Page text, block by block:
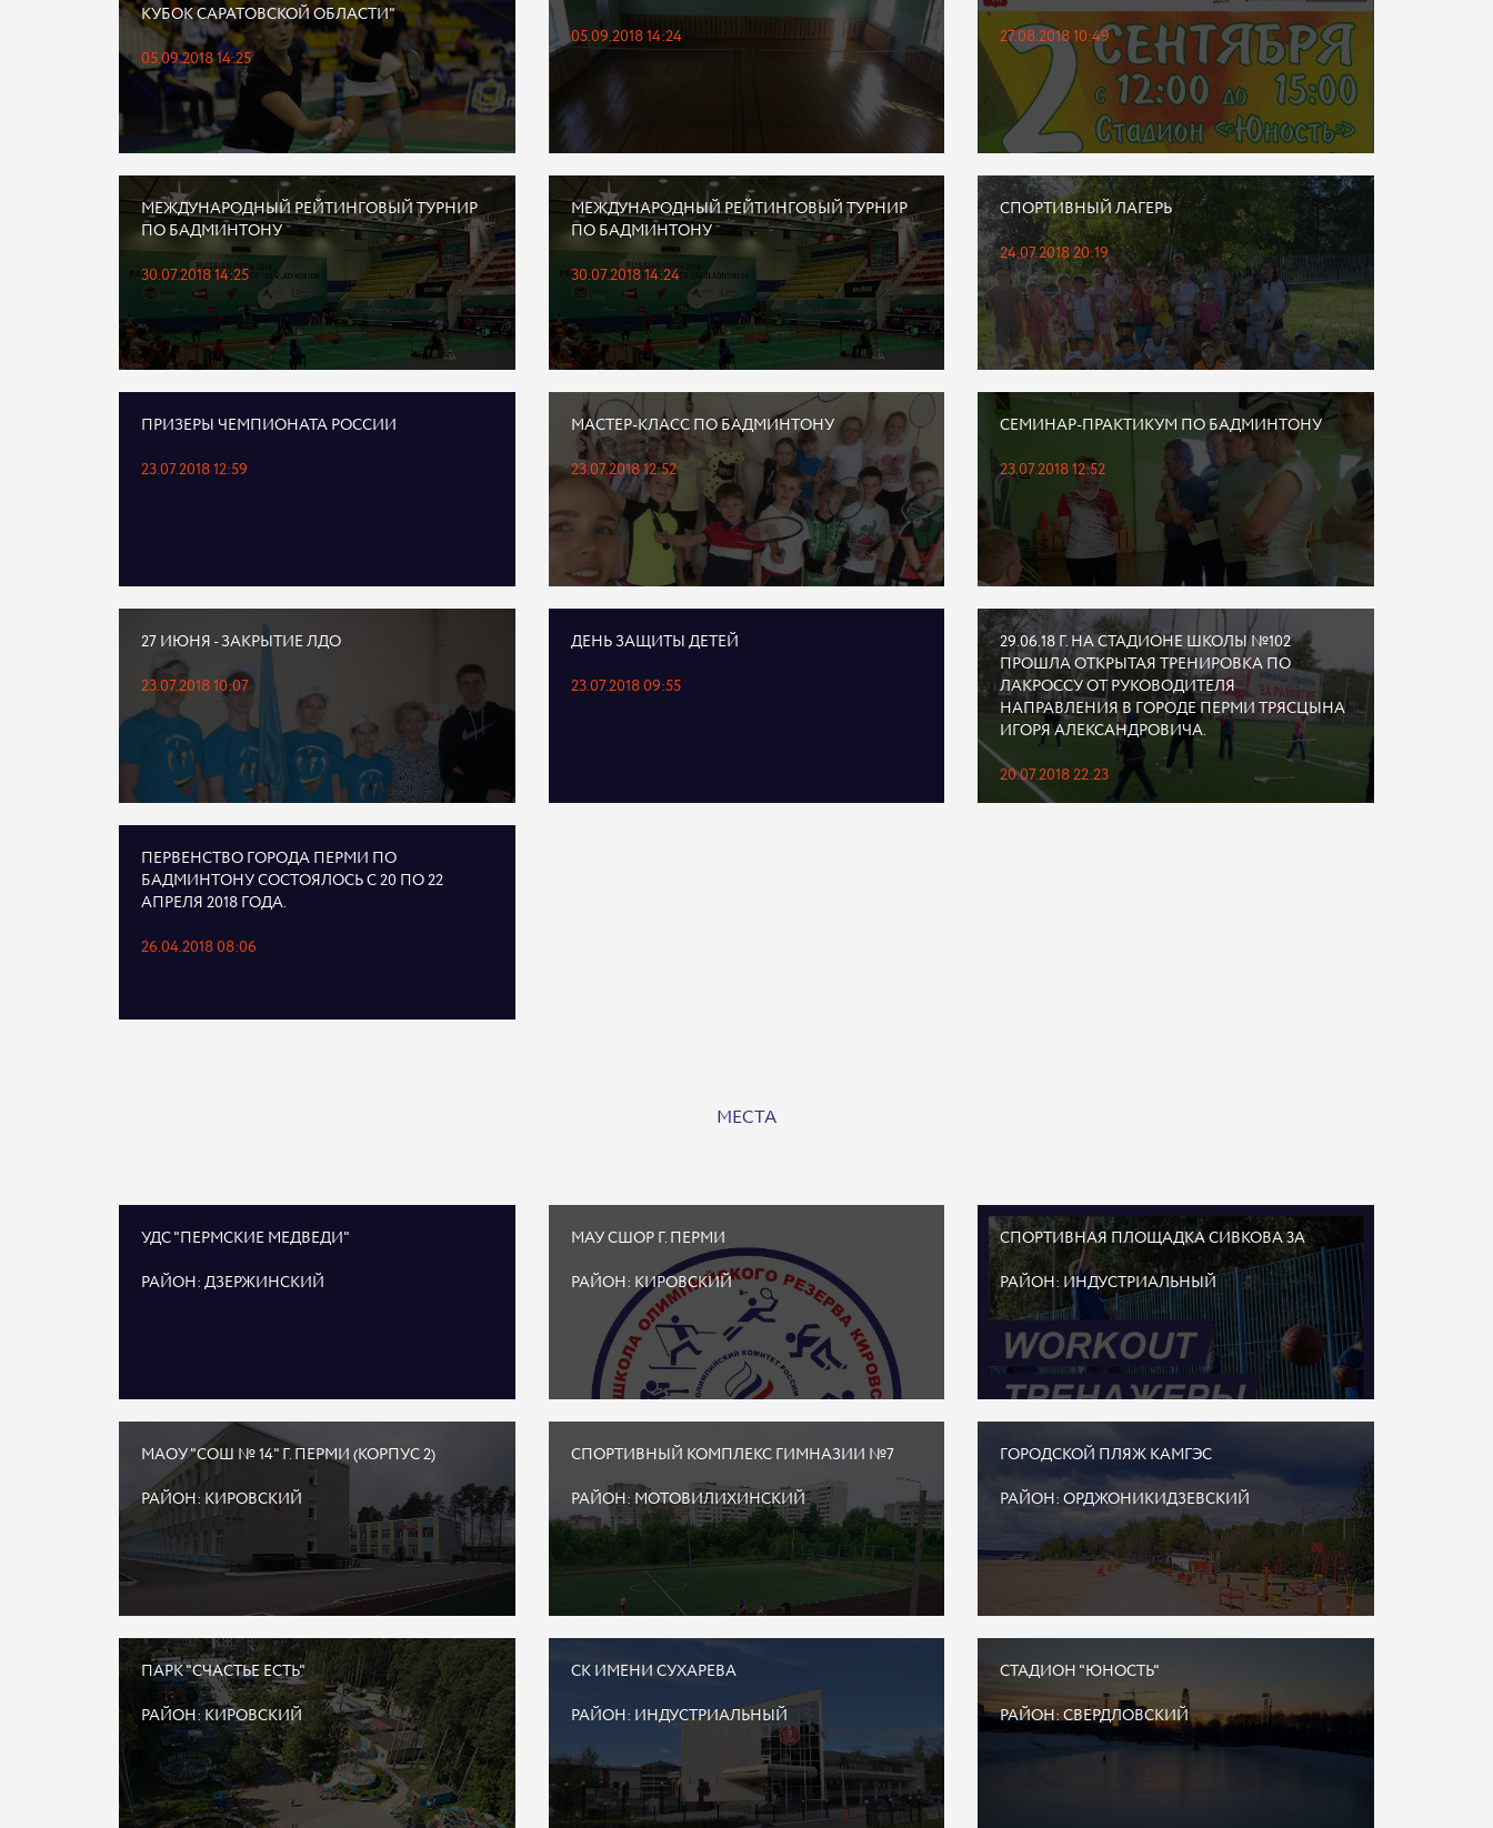
КУБОК САРАТОВСКОЙ ОБЛАСТИ"
05.09.2018 14:25
05.09.2018 14:24
27.08.2018 10:49
МЕЖДУНАРОДНЫЙ РЕЙТИНГОВЫЙ ТУРНИР
ПО БАДМИНТОНУ
30.07.2018 14:25
МЕЖДУНАРОДНЫЙ РЕЙТИНГОВЫЙ ТУРНИР
ПО БАДМИНТОНУ
30.07.2018 14:24
СПОРТИВНЫЙ ЛАГЕРЬ
24.07.2018 20:19
ПРИЗЕРЫ ЧЕМПИОНАТА РОССИИ
23.07.2018 12:59
МАСТЕР-КЛАСС ПО БАДМИНТОНУ
23.07.2018 12:52
СЕМИНАР-ПРАКТИКУМ ПО БАДМИНТОНУ
23.07.2018 12:52
27 ИЮНЯ - ЗАКРЫТИЕ ЛДО
23.07.2018 10:07
ДЕНЬ ЗАЩИТЫ ДЕТЕЙ
23.07.2018 09:55
29.06.18 Г. НА СТАДИОНЕ ШКОЛЫ №102
ПРОШЛА ОТКРЫТАЯ ТРЕНИРОВКА ПО
ЛАКРОССУ ОТ РУКОВОДИТЕЛЯ
НАПРАВЛЕНИЯ В ГОРОДЕ ПЕРМИ ТРЯСЦЫНА
ИГОРЯ АЛЕКСАНДРОВИЧА.
20.07.2018 22:23
ПЕРВЕНСТВО ГОРОДА ПЕРМИ ПО
БАДМИНТОНУ СОСТОЯЛОСЬ С 20 ПО 22
АПРЕЛЯ 2018 ГОДА.
26.04.2018 08:06
МЕСТА
УДС "ПЕРМСКИЕ МЕДВЕДИ"
РАЙОН: ДЗЕРЖИНСКИЙ
МАУ СШОР Г. ПЕРМИ
РАЙОН: КИРОВСКИЙ
СПОРТИВНАЯ ПЛОЩАДКА СИВКОВА 3А
РАЙОН: ИНДУСТРИАЛЬНЫЙ
МАОУ "СОШ № 14" Г. ПЕРМИ (КОРПУС 2)
РАЙОН: КИРОВСКИЙ
СПОРТИВНЫЙ КОМПЛЕКС ГИМНАЗИИ №7
РАЙОН: МОТОВИЛИХИНСКИЙ
ГОРОДСКОЙ ПЛЯЖ КАМГЭС
РАЙОН: ОРДЖОНИКИДЗЕВСКИЙ
ПАРК "СЧАСТЬЕ ЕСТЬ"
РАЙОН: КИРОВСКИЙ
СК ИМЕНИ СУХАРЕВА
РАЙОН: ИНДУСТРИАЛЬНЫЙ
СТАДИОН "ЮНОСТЬ"
РАЙОН: СВЕРДЛОВСКИЙ